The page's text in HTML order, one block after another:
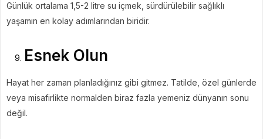
Günlük ortalama 1,5-2 litre su içmek, sürdürülebilir sağlıklı
yaşamın en kolay adımlarından biridir.
Esnek Olun
Hayat her zaman planladığınız gibi gitmez. Tatilde, özel günlerde
veya misafirlikte normalden biraz fazla yemeniz dünyanın sonu
değil.